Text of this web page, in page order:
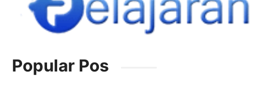
Popular Pos